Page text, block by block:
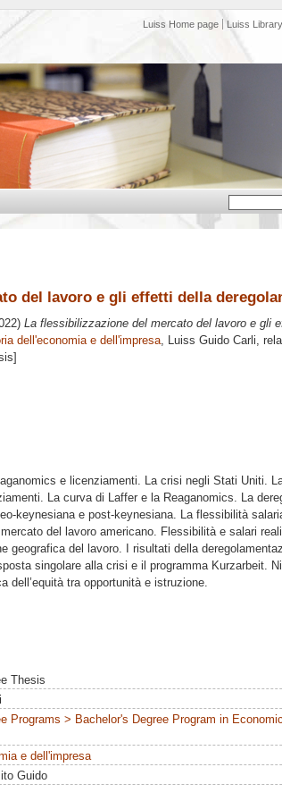
Luiss Home page Luiss
del lavoro e gli effetti della
La flessibilizzazione del mercato del lavoro e gli
dell'economia e dell'impresa, Luiss Guido Carli,
e licenziamenti. La crisi negli Stati Uniti.
La curva di Laffer e la Reaganomics. La
keynesiana e post-keynesiana. La flessibilità
del lavoro americano. Flessibilità e salari
geografica del lavoro. I risultati della
singolare alla crisi e il programma Kurzarbeit.
dell’equità tra opportunità e istruzione.
Thesis
Programs > Bachelor's Degree Program in
e dell'impresa
Guido